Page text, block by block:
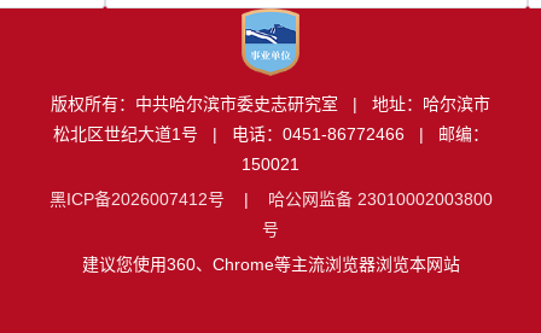
版权所有：中共哈尔滨市委史志研究室 | 地址：哈尔滨市
松北区世纪大道1号 | 电话：0451-86772466 | 邮编：
150021
黑ICP备2026007412号 | 哈公网监备 23010002003800
号
建议您使用360、Chrome等主流浏览器浏览本网站